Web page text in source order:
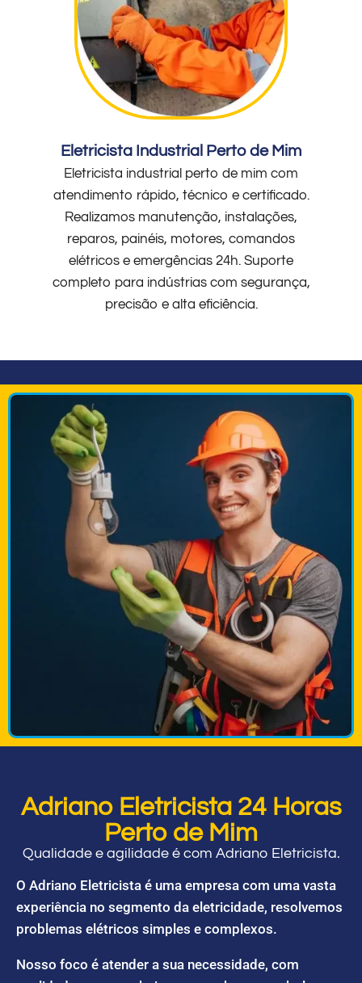
Eletricista Industrial Perto de Mim
Eletricista industrial perto de mim com
atendimento rápido, técnico e certificado.
Realizamos manutenção, instalações,
reparos, painéis, motores, comandos
elétricos e emergências 24h. Suporte
completo para indústrias com segurança,
precisão e alta eficiência.
Adriano Eletricista 24 Horas
Perto de Mim
Qualidade e agilidade é com Adriano Eletricista.
O Adriano Eletricista é uma empresa com uma vasta
experiência no segmento da eletricidade, resolvemos
problemas elétricos simples e complexos.
Nosso foco é atender a sua necessidade, com